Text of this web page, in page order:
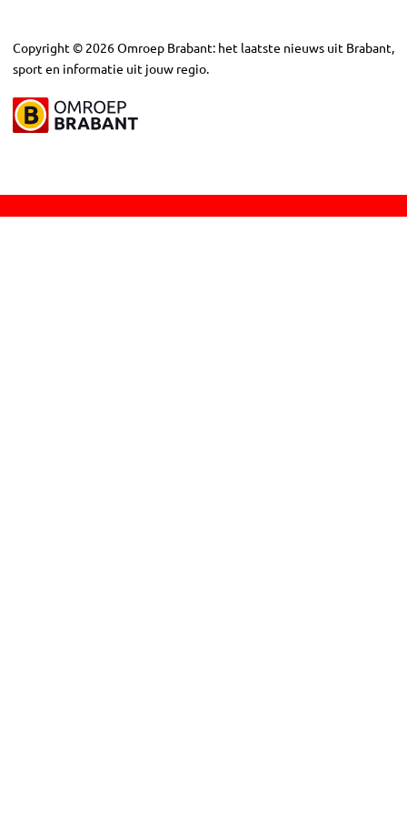
Copyright © 2026Omroep Brabant: het laatste nieuws uit Brabant,
sport en informatie uit jouw regio.